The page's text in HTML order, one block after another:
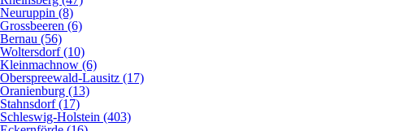
Neuruppin (8)
Grossbeeren (6)
Bernau (56)
Woltersdorf (10)
Kleinmachnow (6)
Oberspreewald-Lausitz (17)
Oranienburg (13)
Stahnsdorf (17)
Schleswig-Holstein (403)